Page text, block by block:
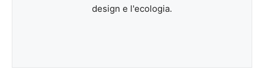
design e l'ecologia.